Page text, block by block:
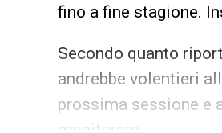
fino a fine stagione.
Secondo quanto
andrebbe volentieri
prossima sessione e